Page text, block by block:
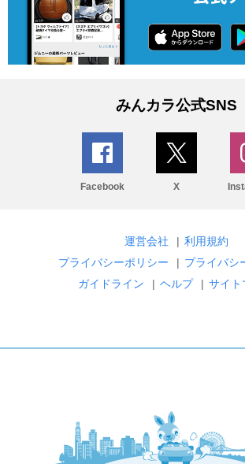
みんカラ公式SNS
Facebook X
運営会社 | 利用規約
プライバシーポリシー
| プライバシ
ガイドライン
| ヘルプ | サイト